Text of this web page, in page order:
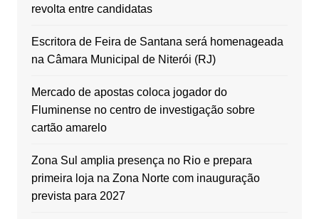
revolta entre candidatas
Escritora de Feira de Santana será homenageada
na Câmara Municipal de Niterói (RJ)
Mercado de apostas coloca jogador do
Fluminense no centro de investigação sobre
cartão amarelo
Zona Sul amplia presença no Rio e prepara
primeira loja na Zona Norte com inauguração
prevista para 2027